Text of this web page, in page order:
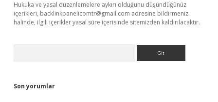
Hukuka ve yasal düzenlemelere aykırı olduğunu düşündüğünüz
içerikleri, backlinkpanelicomtr@gmail.com adresine bildirmeniz
halinde, ilgili içerikler yasal süre içerisinde sitemizden kaldırılacaktır.
Son yorumlar